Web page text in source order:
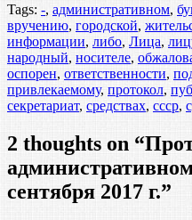
Tags: -, административном,
вручению, городской,
информации, либо, Лица,
народный, носителе,
оспорен, ответственности,
привлекаемому, протокол,
секретариат, средствах, ссср,
2 thoughts on “
сентября 2017 г.”